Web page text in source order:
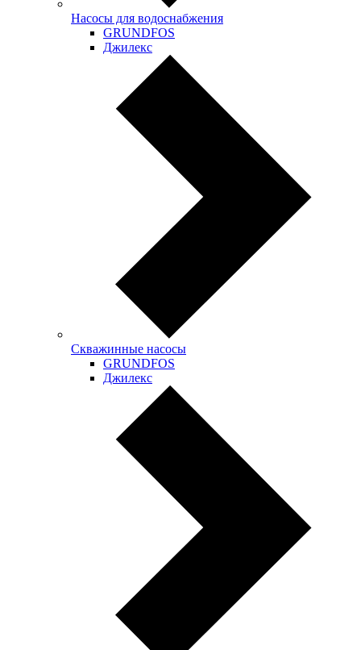
Насосы для водоснабжения
GRUNDFOS
Джилекс
Скважинные насосы
GRUNDFOS
Джилекс